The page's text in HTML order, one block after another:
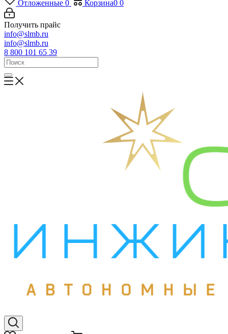
Отложенные 0 Корзина0 0
Получить прайс
info@slmb.ru
info@slmb.ru
8 800 101 65 39